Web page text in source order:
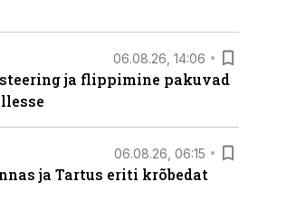
06.08.26, 14:06
ja flippimine pakuvad
06.08.26, 06:15
ja Tartus eriti krõbedat